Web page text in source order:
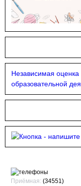
Независимая оценка
образовательной
Приёмная: (34551)